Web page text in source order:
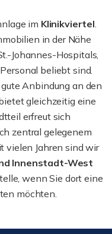
im Klinikviertel.
in der Nähe
Johannes-Hospitals,
beliebt sind.
Anbindung an den
gleichzeitig eine
erfreut sich
zentral gelegenem
vielen Jahren sind wir
Innenstadt-West
wenn Sie dort eine
möchten.